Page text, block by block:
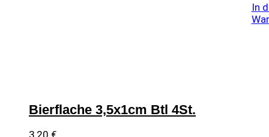
In
Bierflache 3,5x1cm Btl 4St.